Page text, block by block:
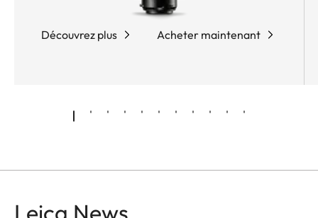
minimales, clarté impressionnante et champ de
vision particulièrement large. La molette
garantit une excellente protection et un
Découvrez plus Acheter maintenant